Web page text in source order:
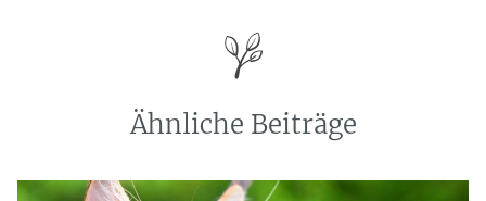
Ähnliche Beiträge